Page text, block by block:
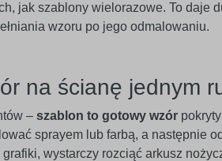
jak szablony wielorazowe. To daje
wzoru po jego odmalowaniu.
na ścianę jednym
– szablon to gotowy wzór
sprayem lub farbą, a następnie
wystarczy rozciąć arkusz